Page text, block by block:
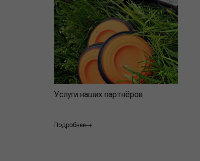
Услуги наших партнёров
Подробнее